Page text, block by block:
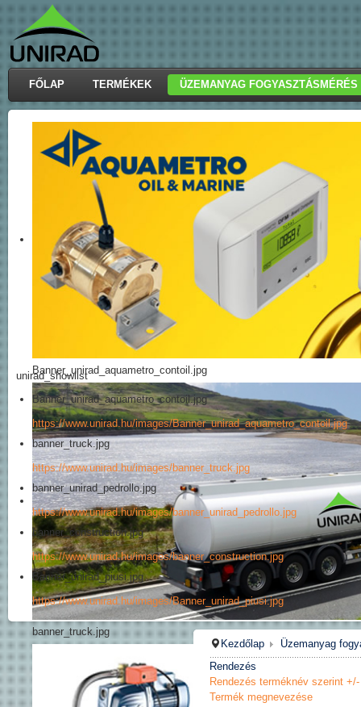
FŐLAP TERMÉKEK ÜZEMANYAG FOGYASZTÁSMÉRÉS
Banner_unirad_aquametro_contoil.jpg
banner_truck.jpg
unirad_showlist
Banner_unirad_aquametro_contoil.jpg
https://www.unirad.hu/images/Banner_unirad_aquametro_contoil.jpg
banner_truck.jpg
https://www.unirad.hu/images/banner_truck.jpg
banner_unirad_pedrollo.jpg
https://www.unirad.hu/images/banner_unirad_pedrollo.jpg
banner_construction.jpg
https://www.unirad.hu/images/banner_construction.jpg
Banner_unirad_piusi.jpg
https://www.unirad.hu/images/Banner_unirad_piusi.jpg
Kezdőlap
Üzemanyag
Rendezés
Rendezés terméknév szerint +/-
Termék megnevezése